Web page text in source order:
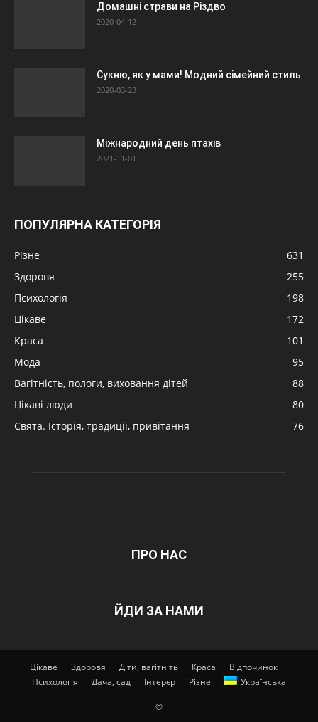
Домашні страви на Різдво
2020-04-12
Сукню, як у мами! Модний сімейний стиль
2020-03-23
Міжнародний день птахів
2021-11-01
ПОПУЛЯРНА КАТЕГОРІЯ
Різне
631
Здоровя
255
Психологія
198
Цікаве
172
Краса
101
Мода
95
Вагітність, пологи, виховання дітей
88
Цікаві люди
80
Свята. Історія, традиції, привітання
76
ПРО НАС
ЙДИ ЗА НАМИ
Цікаве Здоровя Діти, вагітніть Краса
Відпочинок
Психологія
Дача, сад Інтерєр Різне Українська
©